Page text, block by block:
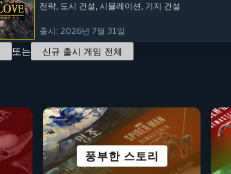
전략, 도시 건설 , 시뮬레이션 , 기지 건설
출시: 2026년 7월 31일
또는 신규 출시 게임 전체
풍부한 스토리
레이싱
캐주얼
공포